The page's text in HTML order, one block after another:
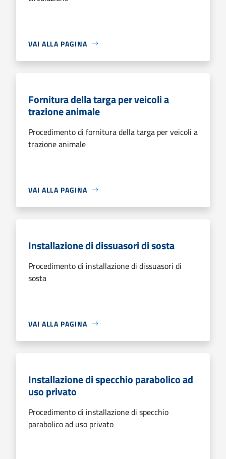
VAI ALLA PAGINA
Fornitura della targa per veicoli a
trazione animale
Procedimento di fornitura della targa per veicoli a
trazione animale
VAI ALLA PAGINA
Installazione di dissuasori di sosta
Procedimento di installazione di dissuasori di
sosta
VAI ALLA PAGINA
Installazione di specchio parabolico ad
uso privato
Procedimento di installazione di specchio
parabolico ad uso privato